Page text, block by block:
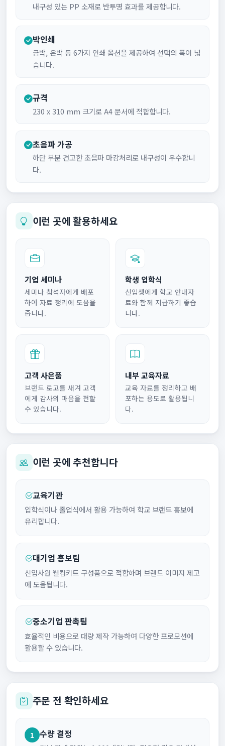
내구성 있는 PP 소재로 반투명 효과를 제공합니다.
박인쇄
금박, 은박 등 6가지 인쇄 옵션을 제공하여 선택의 폭이 넓
습니다.
규격
230 x 310 mm 크기로 A4 문서에 적합합니다.
초음파 가공
하단 부분 견고한 초음파 마감처리로 내구성이 우수합니
다.
이런 곳에 활용하세요
기업 세미나
세미나 참석자에게 배포
하여 자료 정리에 도움을
줍니다.
학생 입학식
신입생에게 학교 안내자
료와 함께 지급하기 좋습
니다.
고객 사은품
브랜드 로고를 새겨 고객
에게 감사의 마음을 전할
수 있습니다.
내부 교육자료
교육 자료를 정리하고 배
포하는 용도로 활용됩니
다.
이런 곳에 추천합니다
교육기관
입학식이나 졸업식에서 활용 가능하여 학교 브랜드 홍보에
유리합니다.
대기업 홍보팀
신입사원 웰컴키트 구성품으로 적합하며 브랜드 이미지 제고
에 도움됩니다.
중소기업 판촉팀
효율적인 비용으로 대량 제작 가능하여 다양한 프로모션에
활용할 수 있습니다.
주문 전 확인하세요
1 수량 결정